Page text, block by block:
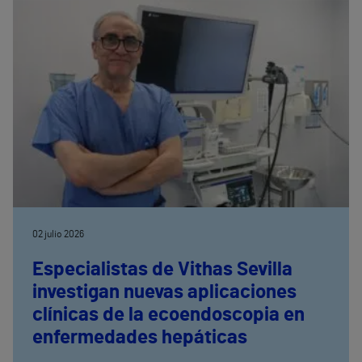
02 julio 2026
Especialistas de Vithas Sevilla
investigan nuevas aplicaciones
clínicas de la ecoendoscopia en
enfermedades hepáticas